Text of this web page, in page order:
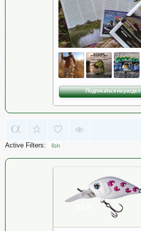
Подписаться на раздел
Active Filters: fish